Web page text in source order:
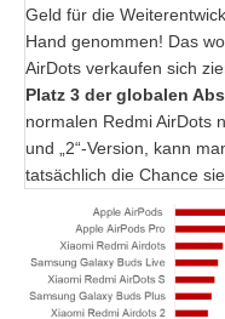
Geld für die
Hand genommen! Das
AirDots verkaufen sich
Platz 3 der globalen
normalen Redmi AirDots
und „2“-Version, kann
tatsächlich die Chance